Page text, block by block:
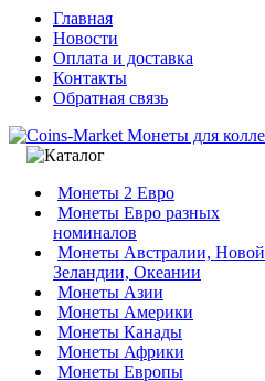
Главная
Новости
Оплата и доставка
Контакты
Обратная связь
Монеты 2 Евро
Монеты Евро разных
номиналов
Монеты Австралии, Новой
Зеландии, Океании
Монеты Азии
Монеты Америки
Монеты Канады
Монеты Африки
Монеты Европы